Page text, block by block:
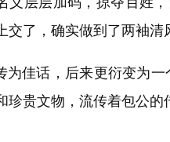
了，确实做到了两袖清
佳话，后来更衍变为一
贵文物，流传着包公的